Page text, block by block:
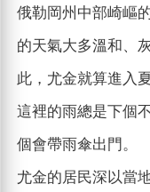
俄勒岡州中部崎嶇
的天氣大多溫和、
此，尤金就算進入
這裡的雨總是下個
個會帶雨傘出門。
尤金的居民深以當